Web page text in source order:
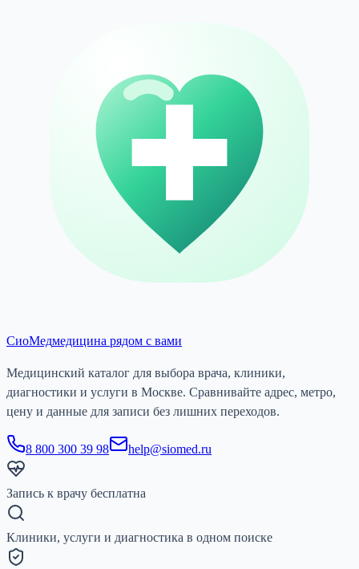
СиоМедмедицина рядом с вами
Медицинский каталог для выбора врача, клиники,
диагностики и услуги в Москве. Сравнивайте адрес, метро,
цену и данные для записи без лишних переходов.
8 800 300 39 98 help@siomed.ru
Запись к врачу бесплатна
Клиники, услуги и диагностика в одном поиске